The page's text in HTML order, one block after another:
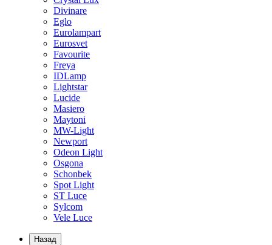
Divinare
Eglo
Eurolampart
Eurosvet
Favourite
Freya
IDLamp
Lightstar
Lucide
Masiero
Maytoni
MW-Light
Newport
Odeon Light
Osgona
Schonbek
Spot Light
ST Luce
Sylcom
Vele Luce
Назад